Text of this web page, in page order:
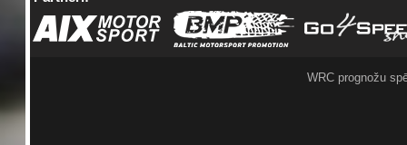
WRC prognožu